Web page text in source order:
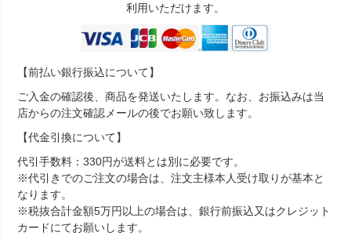
利用いただけます。
【前払い銀行振込について】
ご入金の確認後、商品を発送いたします。なお、お振込みは当
店からの注文確認メールの後でお願い致します。
【代金引換について】
代引手数料：330円が送料とは別に必要です。
※代引きでのご注文の場合は、注文主様本人受け取りが基本と
なります。
※税抜合計金額5万円以上の場合は、銀行前振込又はクレジット
カードにてお願いします。